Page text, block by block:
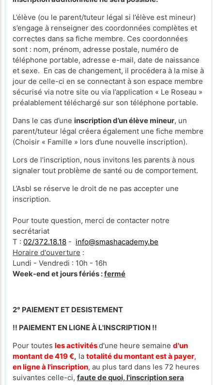
L’élève (ou le parent/tuteur légal si l’élève est mineur)
s’engage à renseigner des coordonnées complètes et
correctes dans sa fiche membre. Ces coordonnées
sont : nom, prénom, adresse postale, numéro de
téléphone portable, adresse e-mail, date de naissance
et sexe. En cas de changement, il procédera à la mise à
jour de celle-ci en se connectant à son espace membre
sécurisé via notre site ou via l’application « Le Roseau »
préalablement téléchargé sur son téléphone portable.
Dans le cas d’une inscription d’un élève mineur, un
parent/tuteur légal créera également une fiche membre
(Choisir « Famille » lors d’une nouvelle inscription).
Lors de l’inscription, nous invitons les parents à nous
signaler tout problème de santé ou de comportement.
L’Asbl se réserve le droit de ne pas accepter une
inscription.
Pour toute question, merci de contacter notre
secrétariat
T : 02/372.18.18 - info@smashacademy.be
Horaire d'ouverture :
Lundi - Vendredi : 10h - 16h
Week-end et jours fériés :fermé
2° PAIEMENT ET DESISTEMENT
!! PAIEMENT EN LIGNE À L'INSCRIPTION !!
Pour toutes les activitésd'une heure semaine d'un
montant de 419 €, la totalité du montant est à payer,
en ligne à l'inscription, au plus tard dans les 72 heures
suivantes celle-ci, faute de quoi, l'inscription sera